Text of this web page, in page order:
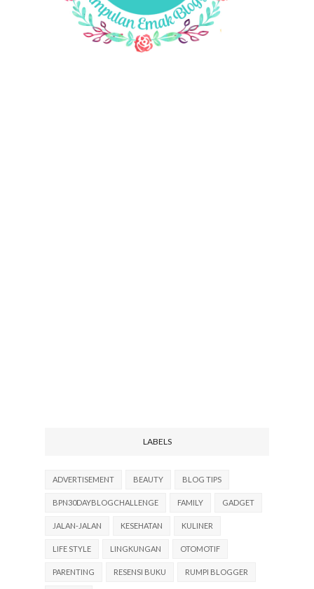
LABELS
ADVERTISEMENT BEAUTY BLOG TIPS
BPN30DAYBLOGCHALLENGE FAMILY GADGET
JALAN-JALAN KESEHATAN KULINER
LIFE STYLE LINGKUNGAN OTOMOTIF
PARENTING RESENSI BUKU RUMPI BLOGGER